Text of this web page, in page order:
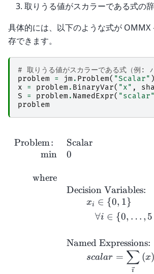
取りうる値がスカラーである式の
具体的には、以下のような式が OMMX
存できます。
# 取りうる値がスカラーである式（例:
problem
= jm . Problem( "Scalar" )
x
= problem . BinaryVar( "x" ,
S
= problem . NamedExpr( "scalar"
problem
Problem:
min
where
Scalar
0
Decision Variables:
xi ∈ {0, 1}
∀i ∈ {0, … , 5
Named Expressions:
scalar =

∑ (x)